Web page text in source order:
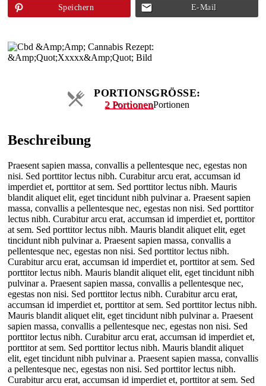
Speichern E-Mail
PORTIONSGRÖSSE:
2 PortionenPortionen
Beschreibung
Praesent sapien massa, convallis a pellentesque nec, egestas non
nisi. Sed porttitor lectus nibh. Curabitur arcu erat, accumsan id
imperdiet et, porttitor at sem. Sed porttitor lectus nibh. Mauris
blandit aliquet elit, eget tincidunt nibh pulvinar a. Praesent sapien
massa, convallis a pellentesque nec, egestas non nisi. Sed porttitor
lectus nibh. Curabitur arcu erat, accumsan id imperdiet et, porttitor
at sem. Sed porttitor lectus nibh. Mauris blandit aliquet elit, eget
tincidunt nibh pulvinar a. Praesent sapien massa, convallis a
pellentesque nec, egestas non nisi. Sed porttitor lectus nibh.
Curabitur arcu erat, accumsan id imperdiet et, porttitor at sem. Sed
porttitor lectus nibh. Mauris blandit aliquet elit, eget tincidunt nibh
pulvinar a. Praesent sapien massa, convallis a pellentesque nec,
egestas non nisi. Sed porttitor lectus nibh. Curabitur arcu erat,
accumsan id imperdiet et, porttitor at sem. Sed porttitor lectus nibh.
Mauris blandit aliquet elit, eget tincidunt nibh pulvinar a. Praesent
sapien massa, convallis a pellentesque nec, egestas non nisi. Sed
porttitor lectus nibh. Curabitur arcu erat, accumsan id imperdiet et,
porttitor at sem. Sed porttitor lectus nibh. Mauris blandit aliquet
elit, eget tincidunt nibh pulvinar a. Praesent sapien massa, convallis
a pellentesque nec, egestas non nisi. Sed porttitor lectus nibh.
Curabitur arcu erat, accumsan id imperdiet et, porttitor at sem. Sed